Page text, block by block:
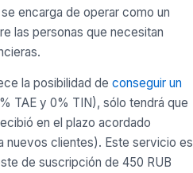
encarga de operar como un
las personas que necesitan
la posibilidad de conseguir un
TAE y 0% TIN), sólo tendrá que
en el plazo acordado
nuevos clientes). Este servicio es
de suscripción de 450 RUB